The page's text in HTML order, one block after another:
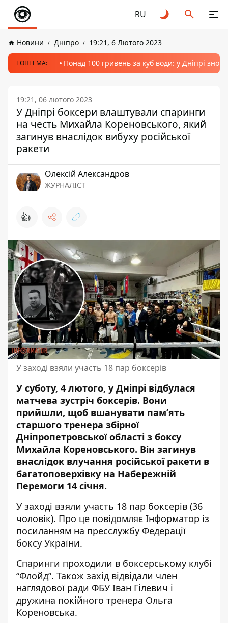
RU
Новини Дніпро 19:21, 6 Лютого 2023
ТОПТЕМА: Понад 100 гривень за куб води: у Дніпрі
19:21, 06 лютого 2023
У Дніпрі боксери влаштували спаринги
на честь Михайла Кореновського, який
загинув внаслідок вибуху російської
ракети
Олексій Александров
ЖУРНАЛІСТ
👍
У заході взяли участь 18 пар боксерів
У суботу, 4 лютого, у Дніпрі відбулася
матчева зустріч боксерів. Вони
прийшли, щоб вшанувати пам’ять
старшого тренера збірної
Дніпропетровської області з боксу
Михайла Кореновського. Він загинув
внаслідок влучання російської ракети в
багатоповерхівку на Набережній
Перемоги 14 січня.
У заході взяли участь 18 пар боксерів (36
чоловік). Про це повідомляє Інформатор із
посиланням на пресслужбу Федерації
боксу України.
Спаринги проходили в боксерському клубі
“Флойд”. Також захід відвідали член
наглядової ради ФБУ Іван Гілевич і
дружина покійного тренера Ольга
Кореновська.